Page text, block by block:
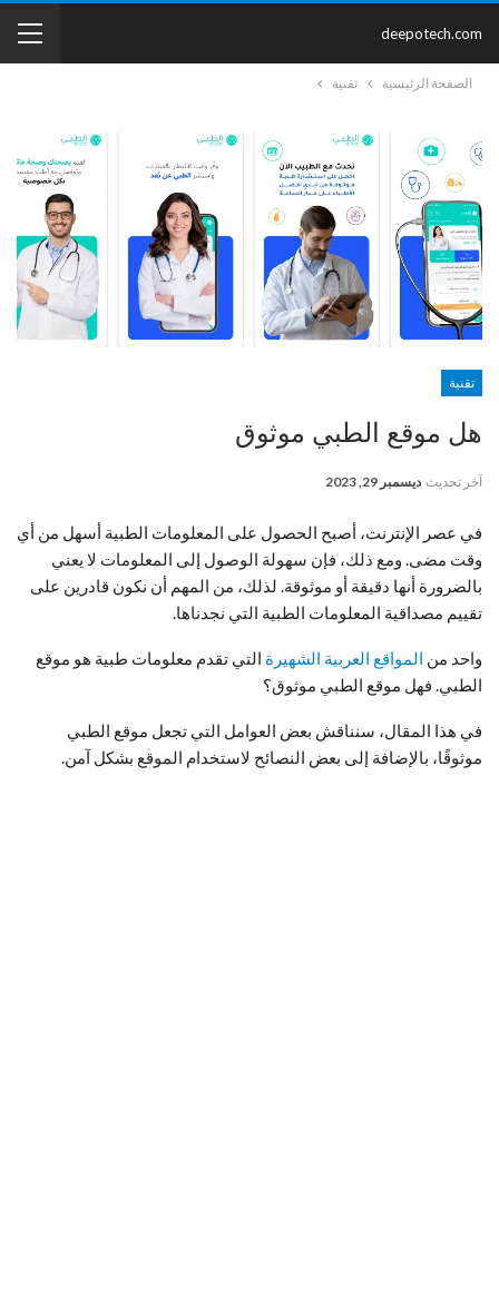
deepotech.com
الصفحة الرئيسية تقنية
تقنية
هل موقع الطبي موثوق
آخر تحديث ديسمبر 29, 2023
في عصر الإنترنت، أصبح الحصول على المعلومات الطبية أسهل من أي
وقت مضى. ومع ذلك، فإن سهولة الوصول إلى المعلومات لا يعني
بالضرورة أنها دقيقة أو موثوقة. لذلك، من المهم أن نكون قادرين على
تقييم مصداقية المعلومات الطبية التي نجدناها.
واحد من المواقع العربية الشهيرة التي تقدم معلومات طبية هو موقع
الطبي. فهل موقع الطبي موثوق؟
في هذا المقال، سنناقش بعض العوامل التي تجعل موقع الطبي
موثوقًا، بالإضافة إلى بعض النصائح لاستخدام الموقع بشكل آمن.